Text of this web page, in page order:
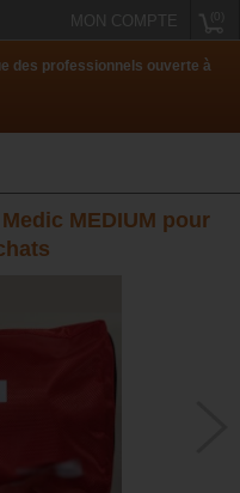
MON COMPTE
des professionnels ouverte à
MEDIUM pour